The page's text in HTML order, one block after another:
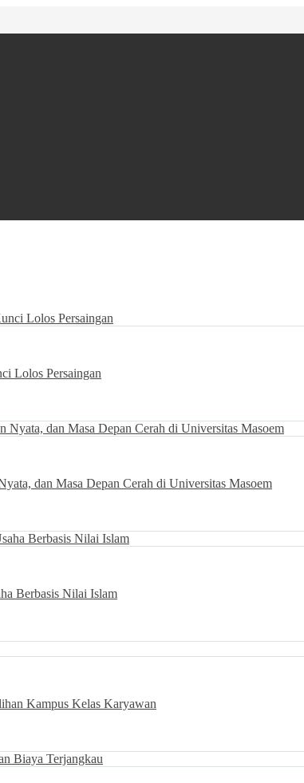
Lolos Persaingan
dan Masa Depan Cerah di Universitas Masoem
Berbasis Nilai Islam
Kampus Kelas Karyawan